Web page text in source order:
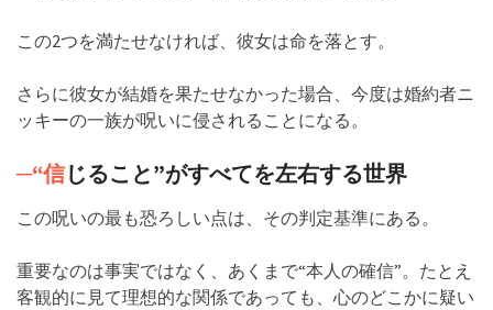
この2つを満たせなければ、彼女は命を落とす。
さらに彼女が結婚を果たせなかった場合、今度は婚約者ニ
ッキーの一族が呪いに侵されることになる。
─“信じること”がすべてを左右する世界
この呪いの最も恐ろしい点は、その判定基準にある。
重要なのは事実ではなく、あくまで“本人の確信”。たとえ
客観的に見て理想的な関係であっても、心のどこかに疑い